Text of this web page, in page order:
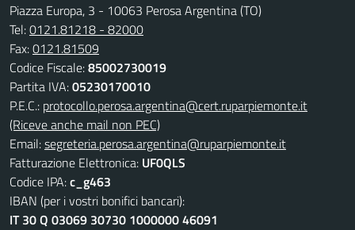
Piazza Europa, 3 - 10063 Perosa Argentina (TO)
Tel:0121.81218 - 82000
Fax:0121.81509
Codice Fiscale:85002730019
Partita IVA:05230170010
P.E.C.: protocollo.perosa.argentina@cert.ruparpiemonte.it
(Riceve anche mail non PEC)
Email:segreteria.perosa.argentina@ruparpiemonte.it
Fatturazione Elettronica: UF0QLS
Codice IPA:c_g463
IBAN (per i vostri bonifici bancari):
IT 30 Q 03069 30730 1000000 46091